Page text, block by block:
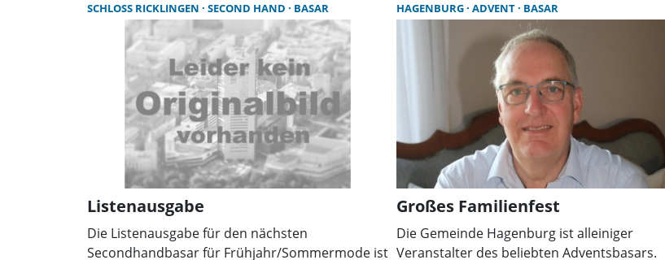
den Basar gerne ab 9.30 Uhr besuchen. Von
Größe 50 bis 146 ist sowohl für Jungen als auch
für Mädchen eine große Auswahl an Frühling
und Sommerbekleidung vorhanden. Außerdem
finden die Käufer Babyzubehör, sowie eine große
Auswahl an verschiedenen Spielen und
Spielzeugen. Im Garten werden Kuchen, Torten,
Muffins sowie Kaffee, Apfelschorle und Wasser
angeboten. Mädchen und Jungen können auf
während die Eltern in Ruhe drinnen einkaufen.
die Themen Frühling und Ostern
SCHLOSS RICKLINGEN SECOND HAND BASAR
Listenausgabe
Die Listenausgabe für den nächsten
Secondhandbasar für Frühjahr/Sommermode ist
HAGENBURG ADVENT BASAR
Großes Familienfest
Die Gemeinde Hagenburg ist alleiniger
Veranstalter des beliebten Adventsbasars.